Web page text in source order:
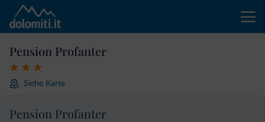
Pension Profanter
Siehe Karte
Pension Profanter